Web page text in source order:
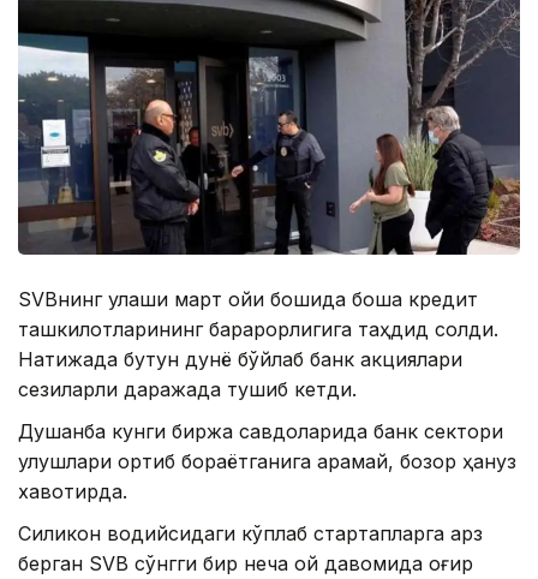
SVBнинг қулаши март ойи бошида бошқа кредит
ташкилотларининг барқарорлигига таҳдид солди.
Натижада бутун дунё бўйлаб банк акциялари
сезиларли даражада тушиб кетди.
Душанба кунги биржа савдоларида банк сектори
улушлари ортиб бораётганига қарамай, бозор ҳануз
хавотирда.
Силикон водийсидаги кўплаб стартапларга қарз
берган SVB сўнгги бир неча ой давомида оғир